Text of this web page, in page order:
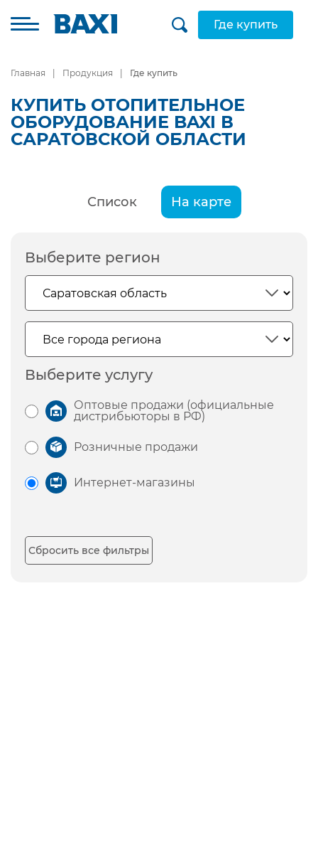
Где купить
Главная Продукция Где купить
КУПИТЬ ОТОПИТЕЛЬНОЕ
ОБОРУДОВАНИЕ BAXI В
САРАТОВСКОЙ ОБЛАСТИ
Список На карте
Выберите регион
Выберите услугу
Оптовые продажи (официальные
дистрибьюторы в РФ)
Розничные продажи
Интернет-магазины
Сбросить все фильтры